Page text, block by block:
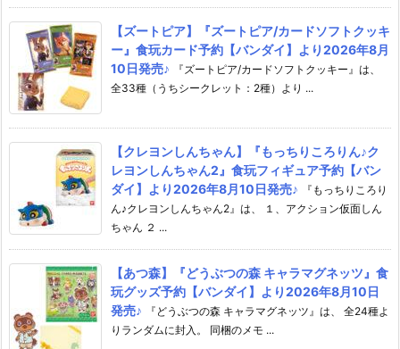
【ズートピア】『ズートピア/カードソフトクッキ
ー』食玩カード予約【バンダイ】より2026年8月
10日発売♪
『ズートピア/カードソフトクッキー』は、
全33種（うちシークレット：2種）より ...
【クレヨンしんちゃん】『もっちりころりん♪ク
レヨンしんちゃん2』食玩フィギュア予約【バン
ダイ】より2026年8月10日発売♪
『もっちりころり
ん♪クレヨンしんちゃん2』は、 １、アクション仮面しん
ちゃん ２ ...
【あつ森】『どうぶつの森 キャラマグネッツ』食
玩グッズ予約【バンダイ】より2026年8月10日
発売♪
『どうぶつの森 キャラマグネッツ』は、 全24種よ
りランダムに封入。 同梱のメモ ...